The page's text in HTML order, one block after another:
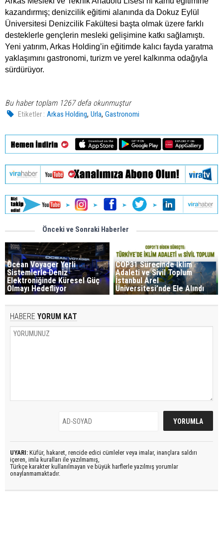
kazandırmış; denizcilik eğitimi alanında da Dokuz Eylül
Üniversitesi Denizcilik Fakültesi başta olmak üzere farklı
desteklerle gençlerin mesleki gelişimine katkı sağlamıştı.
Yeni yatırım, Arkas Holding’in eğitimde kalıcı fayda yaratma
yaklaşımını gastronomi, turizm ve yerel kalkınma odağıyla
sürdürüyor.
Bu haber toplam 1267 defa okunmuştur
Etiketler : Arkas Holding,Urla,Gastronomi
Önceki ve Sonraki Haberler
Ocean Voyager Yerli
Sistemlerle Deniz
Elektroniğinde Küresel Güç
Olmayı Hedefliyor
COP31 Sürecinde İklim
Adaleti ve Sivil Toplum
İstanbul Arel
Üniversitesi’nde Ele Alındı
HABERE YORUM KAT
UYARI: Küfür, hakaret, rencide edici cümleler veya imalar, inançlara saldırı
içeren, imla kuralları ile yazılmamış,
Türkçe karakter kullanılmayan ve büyük harflerle yazılmış yorumlar
onaylanmamaktadır.